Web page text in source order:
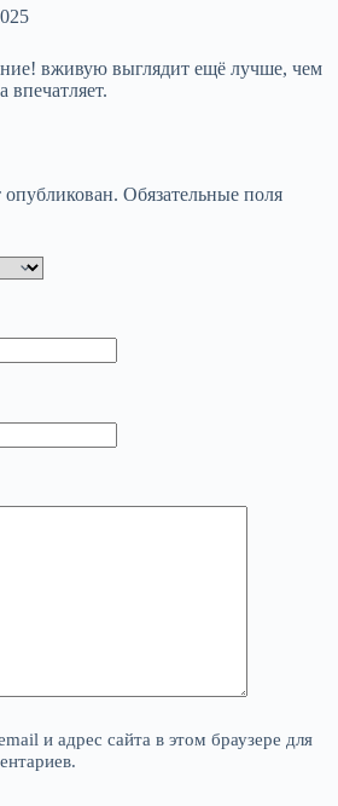
вживую выглядит ещё лучше, чем
впечатляет.
опубликован. Обязательные поля
и адрес сайта в этом браузере для